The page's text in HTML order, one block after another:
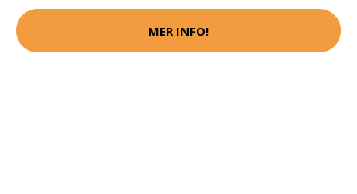
MER INFO!